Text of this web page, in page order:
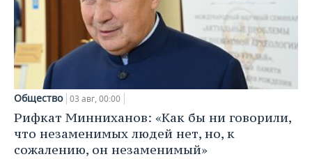
Общество 03 авг, 00:00
Рифкат Минниханов: «Как бы ни говорили,
что незаменимых людей нет, но, к
сожалению, он незаменимый»